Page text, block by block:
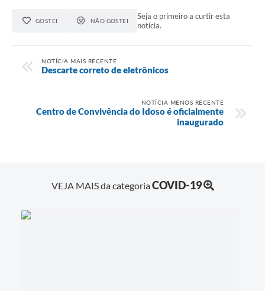
GOSTEI NÃO GOSTEI
Seja o primeiro a curtir esta
notícia.
NOTÍCIA MAIS RECENTE
Descarte correto de eletrônicos
NOTÍCIA MENOS RECENTE
Centro de Convivência do Idoso é oficialmente
inaugurado
VEJA MAIS da categoriaCOVID-19